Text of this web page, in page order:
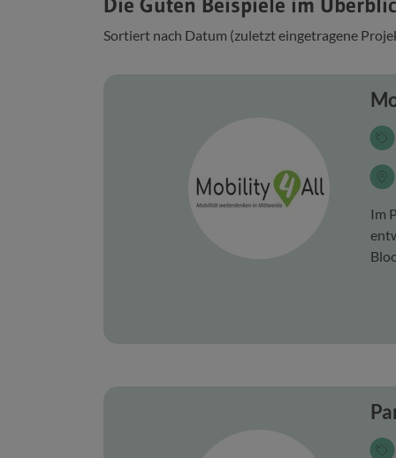
Sortiert nach Datum (zuletzt eingetragene
Im